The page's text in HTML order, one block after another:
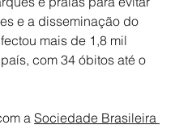
e a disseminação do
mais de 1,8 mil
com 34 óbitos até o
a Sociedade Brasileira